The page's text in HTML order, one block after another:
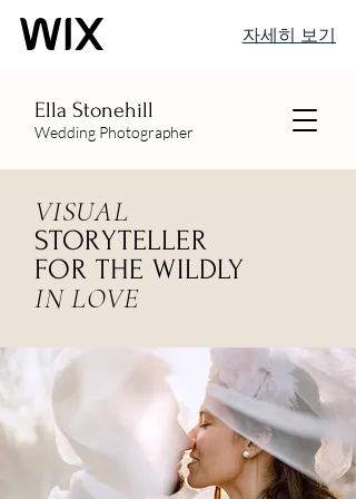
자세히 보기